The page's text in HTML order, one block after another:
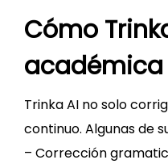
Cómo
académica
Trinka AI no solo
continuo. Algunas de
– Corrección